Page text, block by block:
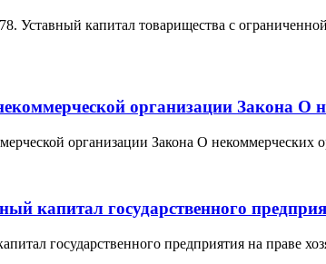
Уставный капитал товарищества с
организации Закона О
организации Закона О
капитал государственного
государственного предприятия на праве